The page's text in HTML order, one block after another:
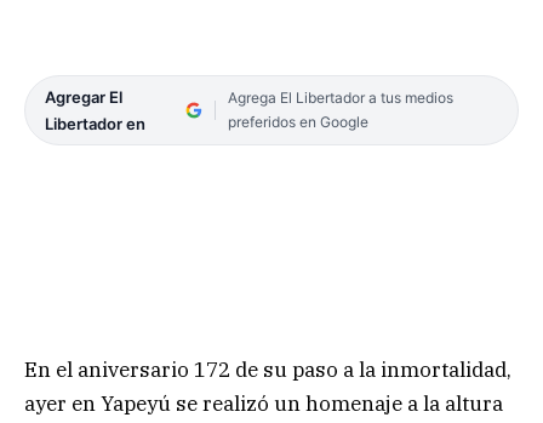
Agregar El
Libertador en
Agrega El Libertador a tus medios
preferidos en Google
En el aniversario 172 de su paso a la inmortalidad,
ayer en Yapeyú se realizó un homenaje a la altura